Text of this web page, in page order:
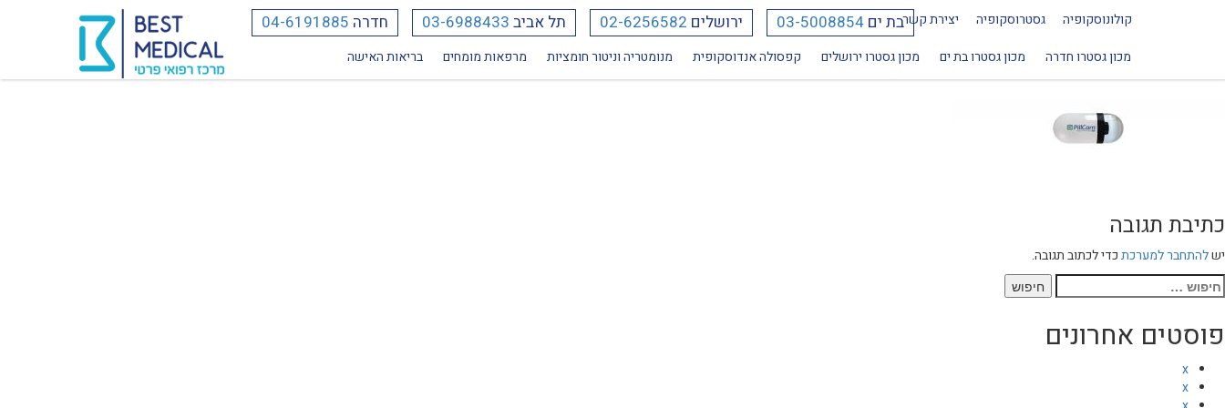
קולונוסקופיה גסטרוסקופיה יצירת קשר חדרה 04-6191885 תל אביב 03-6988433 ירושלים 02-6256582 בת ים 03-5008854
מכון גסטרו חדרה מכון גסטרו בת ים מכון גסטרו ירושלים קפסולה אנדוסקופית מנומטריה וניטור חומציות מרפאות מומחים בריאות האישה PillCam_1920_400
כתיבת תגובה
ישלהתחבר למערכתכדי לכתוב תגובה.
חיפוש:
פוסטים אחרונים
x
x